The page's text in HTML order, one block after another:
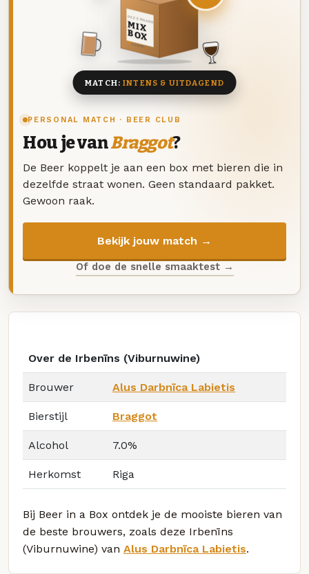
PERSONAL MATCH · BEER CLUB
Hou je vanBraggot?
De Beer koppelt je aan een box met bieren die in
dezelfde straat wonen. Geen standaard pakket.
Gewoon raak.
Bekijk jouw match →
Of doe de snelle smaaktest →
DEZE MAAND
MIX
BOX
8 BIEREN
MATCH:INTENS & UITDAGEND
Over de Irbenīns (Viburnuwine)
Brouwer Alus Darbnīca Labietis
Bierstijl Braggot
Alcohol 7.0%
Herkomst Riga
Bij Beer in a Box ontdek je de mooiste bieren van
de beste brouwers, zoals deze Irbenīns
(Viburnuwine) van Alus Darbnīca Labietis.